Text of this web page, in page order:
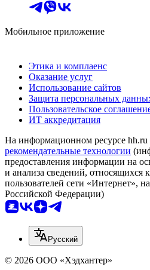
Мобильное приложение
Этика и комплаенс
Оказание услуг
Использование сайтов
Защита персональных
Пользовательское
ИТ аккредитация
На информационном ресурсе hh.ru
рекомендательные технологии
предоставления информации на
и анализа сведений, относящихся
пользователей сети «Интернет»,
Российской Федерации)
Русский
© 2026 ООО «Хэдхантер»